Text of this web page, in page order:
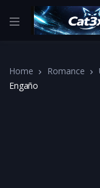
Home Romance
Engaño